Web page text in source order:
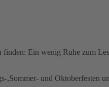
Ein wenig Ruhe zum
und Oktoberfesten